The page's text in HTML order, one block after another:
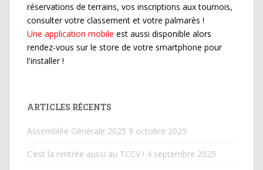
réservations de terrains, vos inscriptions aux tournois,
consulter votre classement et votre palmarès !
Une application mobile est aussi disponible alors
rendez-vous sur le store de votre smartphone pour
l'installer !
ARTICLES RÉCENTS
Assemblée Générale 2025 9 octobre 2025
C’est la rentrée aussi au TCCV ! 4 septembre 2025